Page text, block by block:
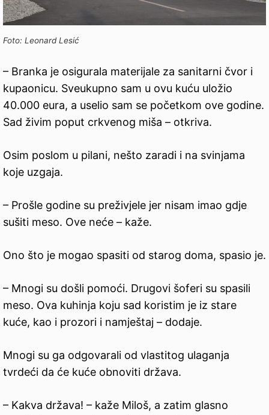
Foto: Leonard Lesić
– Branka je osigurala materijale za sanitarni čvor i
kupaonicu. Sveukupno sam u ovu kuću uložio
40.000 eura, a uselio sam se početkom ove godine.
Sad živim poput crkvenog miša – otkriva.
Osim poslom u pilani, nešto zaradi i na svinjama
koje uzgaja.
– Prošle godine su preživjele jer nisam imao gdje
sušiti meso. Ove neće – kaže.
Ono što je mogao spasiti od starog doma, spasio je.
– Mnogi su došli pomoći. Drugovi šoferi su spasili
meso. Ova kuhinja koju sad koristim je iz stare
kuće, kao i prozori i namještaj – dodaje.
Mnogi su ga odgovarali od vlastitog ulaganja
tvrdeći da će kuće obnoviti država.
– Kakva država! – kaže Miloš, a zatim glasno